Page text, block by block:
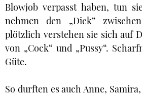
Blowjob verpasst haben, tun
nehmen den „Dick“
plötzlich verstehen sie sich auf
von „Cock“ und „Pussy“.
Güte.
So durften es auch Anne,